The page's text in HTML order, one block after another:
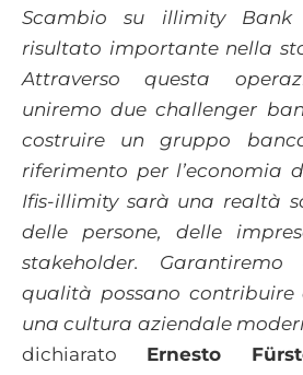
Scambio su illimity Bank
risultato importante nella
Attraverso questa
uniremo due challenger
costruire un gruppo
riferimento per l’economia
Ifis-illimity sarà una realtà
delle persone, delle
stakeholder.
qualità possano
una cultura aziendale
dichiarato Ernesto